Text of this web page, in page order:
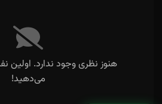
هنوز نظری وجود ندارد. اولین
می‌دهید!